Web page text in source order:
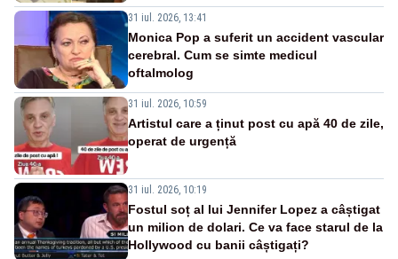
31 iul. 2026, 13:41
Monica Pop a suferit un accident vascular
cerebral. Cum se simte medicul
oftalmolog
31 iul. 2026, 10:59
Artistul care a ținut post cu apă 40 de zile,
operat de urgență
31 iul. 2026, 10:19
Fostul soț al lui Jennifer Lopez a câștigat
un milion de dolari. Ce va face starul de la
Hollywood cu banii câștigați?